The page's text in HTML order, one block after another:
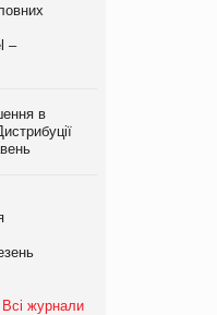
–
в
Всі журнали